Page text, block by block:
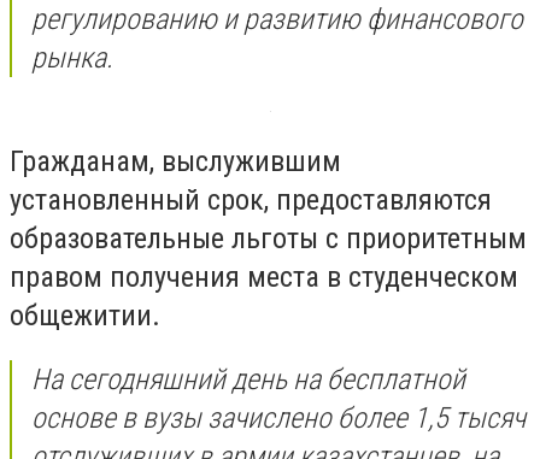
регулированию и развитию финансового
рынка.
Гражданам, выслужившим
установленный срок, предоставляются
образовательные льготы с приоритетным
правом получения места в студенческом
общежитии.
На сегодняшний день на бесплатной
основе в вузы зачислено более 1,5 тысяч